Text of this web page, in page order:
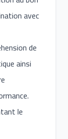
avec
de
ainsi
le